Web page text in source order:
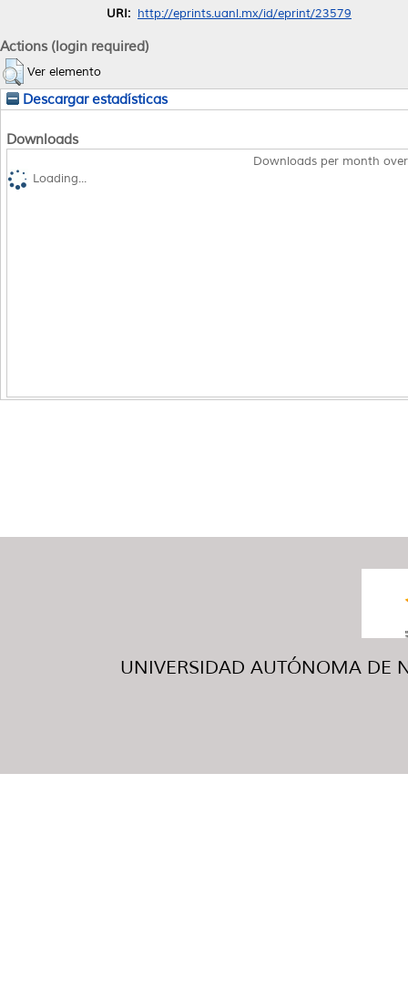
URI: http://eprints.uanl.mx/id/eprint/23579
Actions (login required)
Ver elemento
Descargar estadísticas
Downloads
Downloads per month
Loading...
UNIVERSIDAD AUTÓNOMA DE